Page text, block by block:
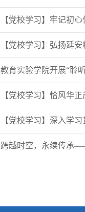
【党校学习】牢记初
【党校学习】弘扬延
教育实验学院开展“聆
【党校学习】恰风华
【党校学习】深入学
跨越时空，永续传承